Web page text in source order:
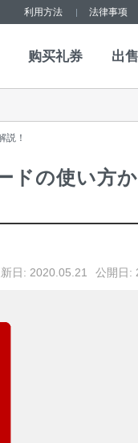
利用方法 法律事项
购买礼券 出
説！
ドの使い方
公開日:
日: 2020.05.21